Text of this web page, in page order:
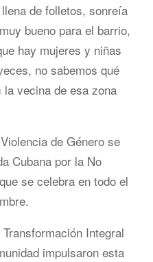
de folletos, sonreía
bueno para el barrio,
hay mujeres y niñas
no sabemos qué
vecina de esa zona
de Género se
Cubana por la No
se celebra en todo el
Integral
impulsaron esta